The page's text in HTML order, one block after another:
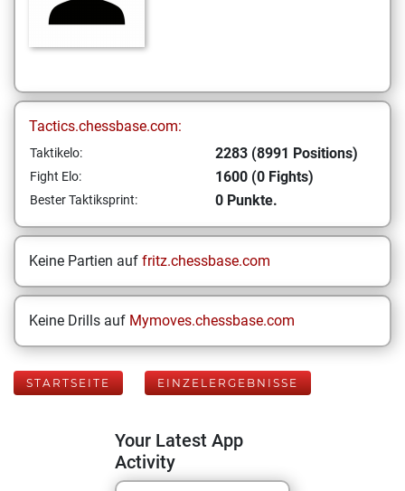
Tactics.chessbase.com:
Taktikelo: 2283 (8991 Positions)
Fight Elo: 1600 (0 Fights)
Bester Taktiksprint: 0 Punkte.
Keine Partien auf fritz.chessbase.com
Keine Drills auf Mymoves.chessbase.com
STARTSEITE EINZELERGEBNISSE
Your Latest App
Activity